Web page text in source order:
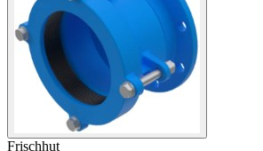
Frischhut